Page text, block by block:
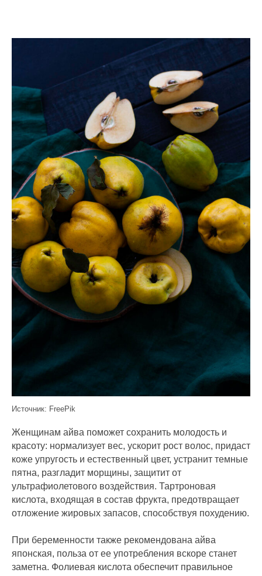
Источник: FreePik
Женщинам айва поможет сохранить молодость и
красоту: нормализует вес, ускорит рост волос, придаст
коже упругость и естественный цвет, устранит темные
пятна, разгладит морщины, защитит от
ультрафиолетового воздействия. Тартроновая
кислота, входящая в состав фрукта, предотвращает
отложение жировых запасов, способствуя похудению.
При беременности также рекомендована айва
японская, польза от ее употребления вскоре станет
заметна. Фолиевая кислота обеспечит правильное